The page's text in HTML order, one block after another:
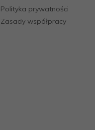
Polityka prywatności
Zasady współpracy